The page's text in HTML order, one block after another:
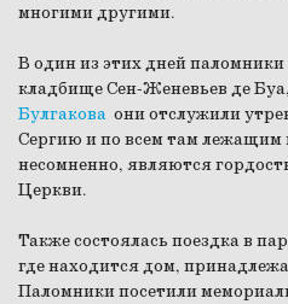
многими другими.
В один из этих дней
кладбище Сен-Женевьев де
Булгакова они отслужили
Сергию и по всем там лежащим
несомненно, являются
Церкви.
Также состоялась поездка в
где находится дом,
Паломники посетили